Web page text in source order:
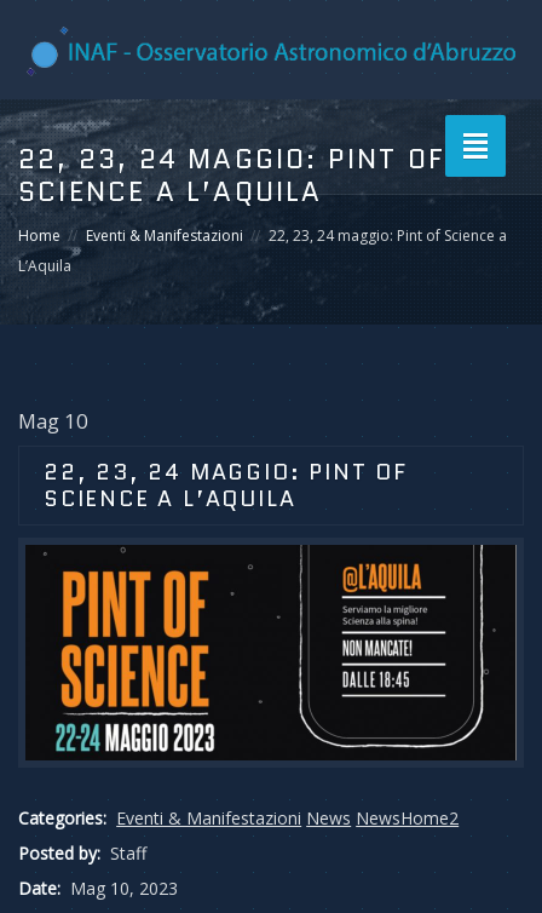
Toggle
22, 23, 24 MAGGIO: PINT OF
SCIENCE A L’AQUILA
Home Eventi & Manifestazioni
22, 23, 24 maggio: Pint of Science a
L’Aquila
Mag 10
22, 23, 24 MAGGIO: PINT OF
SCIENCE A L’AQUILA
Categories: Eventi & Manifestazioni News NewsHome2
Posted by: Staff
Date: Mag 10, 2023